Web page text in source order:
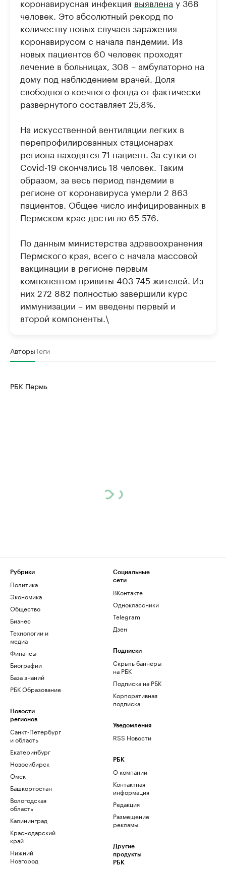
коронавирусная инфекция выявлена у 368
человек. Это абсолютный рекорд по
количеству новых случаев заражения
коронавирусом с начала пандемии. Из
новых пациентов 60 человек проходят
лечение в больницах, 308 – амбулаторно на
дому под наблюдением врачей. Доля
свободного коечного фонда от фактически
развернутого составляет 25,8%.
На искусственной вентиляции легких в
перепрофилированных стационарах
региона находятся 71 пациент. За сутки от
Covid-19 скончались 18 человек. Таким
образом, за весь период пандемии в
регионе от коронавируса умерли 2 863
пациентов. Общее число инфицированных в
Пермском крае достигло 65 576.
По данным министерства здравоохранения
Пермского края, всего с начала массовой
вакцинации в регионе первым
компонентом привиты 403 745 жителей. Из
них 272 882 полностью завершили курс
иммунизации – им введены первый и
второй компоненты.\
АвторыТеги
РБК Пермь
Рубрики
Политика
Экономика
Общество
Бизнес
Технологии и
медиа
Финансы
Биографии
База знаний
РБК Образование
Новости
регионов
Санкт-Петербург
и область
Екатеринбург
Новосибирск
Омск
Башкортостан
Вологодская
область
Калининград
Краснодарский
край
Нижний
Новгород
Социальные
сети
ВКонтакте
Одноклассники
Telegram
Дзен
Подписки
Скрыть баннеры
на РБК
Подписка на РБК
Корпоративная
подписка
Уведомления
RSS Новости
РБК
О компании
Контактная
информация
Редакция
Размещение
рекламы
Другие
продукты
РБК